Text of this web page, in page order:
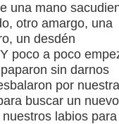
una mano
otro amargo, una
un desdén
poco a poco
sin darnos
por nuestra
buscar un nuevo
labios para